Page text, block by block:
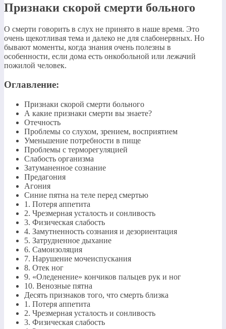
Признаки скорой смерти больного
О смерти говорить в слух не принято в наше время. Это
очень щекотливая тема и далеко не для слабонервных. Но
бывают моменты, когда знания очень полезны в
особенности, если дома есть онкобольной или лежачий
пожилой человек.
Оглавление:
Признаки скорой смерти больного
А какие признаки смерти вы знаете?
Отечность
Проблемы со слухом, зрением, восприятием
Уменьшение потребности в пище
Проблемы с терморегуляцией
Слабость организма
Затуманенное сознание
Предагония
Агония
Синие пятна на теле перед смертью
1. Потеря аппетита
2. Чрезмерная усталость и сонливость
3. Физическая слабость
4. Замутненность сознания и дезориентация
5. Затрудненное дыхание
6. Самоизоляция
7. Нарушение мочеиспускания
8. Отек ног
9. «Оледенение» кончиков пальцев рук и ног
10. Венозные пятна
Десять признаков того, что смерть близка
1. Потеря аппетита
2. Чрезмерная усталость и сонливость
3. Физическая слабость